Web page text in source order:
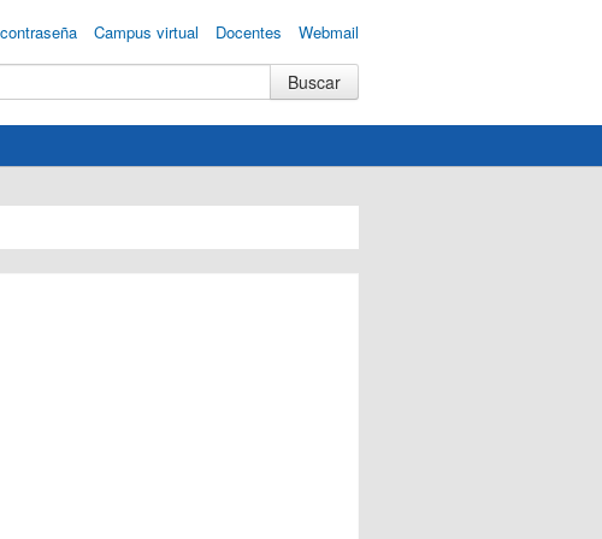
Campus virtual Docentes Webmail